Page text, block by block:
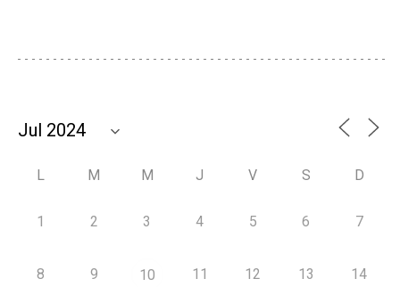
L M M J V S D
1 2 3 4 5 6 7
8 9 10 11 12 13 14